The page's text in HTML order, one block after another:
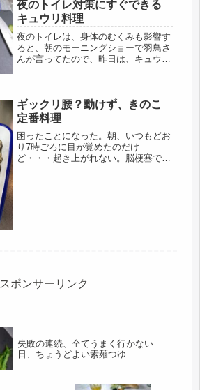
と言えば、矢張り、子どもの事にな
る。そういえば、かれこれ、1年近く
電話で...
夜のトイレ対策にすぐできる
キュウリ料理
夜のトイレは、身体のむくみも影響す
ると、朝のモーニングショーで羽鳥さ
んが言ってたので、昨日は、キュウリ
みが寝ている間に尿となるので、むく
み...
ギックリ腰？動けず、きのこ
定番料理
困ったことになった。朝、いつもどお
り7時ごろに目が覚めたのだけ
ど・・・起き上がれない。脳梗塞では
スポンサーリンク
失敗の連続、全てうまく行かない
日、ちょうどよい素麺つゆ